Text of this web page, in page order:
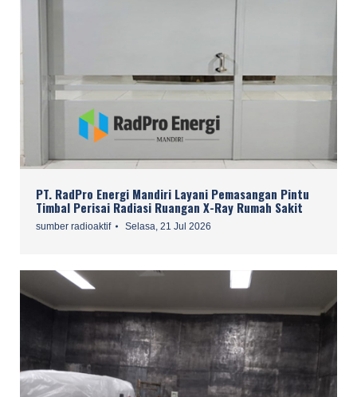
PT. RadPro Energi Mandiri Layani Pemasangan Pintu
Timbal Perisai Radiasi Ruangan X-Ray Rumah Sakit
sumber radioaktif Selasa, 21 Jul 2026